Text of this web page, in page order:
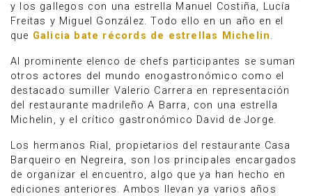
y los gallegos con una estrella Manuel Costiña, Lucía
Freitas y Miguel González. Todo ello en un año en el
que Galicia bate récords de estrellas Michelin.
Al prominente elenco de chefs participantes se suman
otros actores del mundo enogastronómico como el
destacado sumiller Valerio Carrera en representación
del restaurante madrileño A Barra, con una estrella
Michelin, y el crítico gastronómico David de Jorge.
Los hermanos Rial, propietarios del restaurante Casa
Barqueiro en Negreira, son los principales encargados
de organizar el encuentro, algo que ya han hecho en
ediciones anteriores. Ambos llevan ya varios años